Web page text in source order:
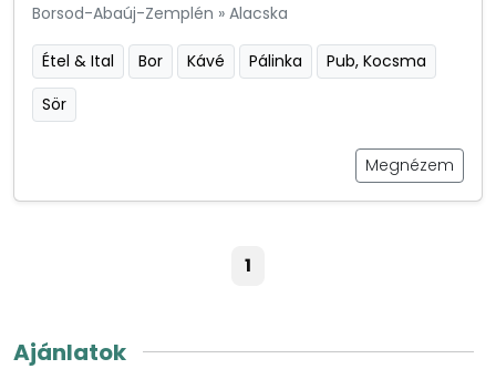
Borsod-Abaúj-Zemplén » Alacska
Étel & Ital Bor Kávé Pálinka
Pub, Kocsma
Sör
Megnézem
1
Ajánlatok